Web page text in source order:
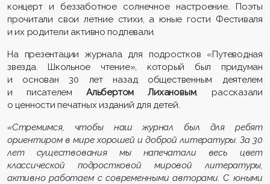
концерт и беззаботное солнечное настроение. Поэты
прочитали свои летние стихи, а юные гости Фестиваля
и их родители активно подпевали.
На презентации журнала для подростков «Путеводная
звезда. Школьное чтение», который был придуман
и основан 30 лет назад общественным деятелем
и писателемАльбертом Лихановым, рассказали
о ценности печатных изданий для детей.
«Стремимся, чтобы наш журнал был для ребят
ориентиром в мире хорошей и доброй литературы. За 30
лет существования мы напечатали весь цвет
классической подростковой мировой литературы,
активно работаем с современными авторами. С юными